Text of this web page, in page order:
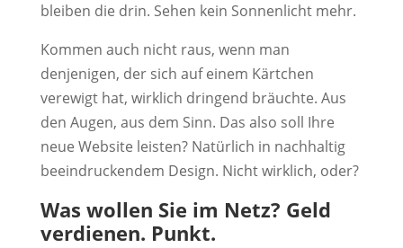
bleiben die drin. Sehen kein Sonnenlicht mehr.
Kommen auch nicht raus, wenn man
denjenigen, der sich auf einem Kärtchen
verewigt hat, wirklich dringend bräuchte. Aus
den Augen, aus dem Sinn. Das also soll Ihre
neue Website leisten? Natürlich in nachhaltig
beeindruckendem Design. Nicht wirklich, oder?
Was wollen Sie im Netz? Geld
verdienen. Punkt.